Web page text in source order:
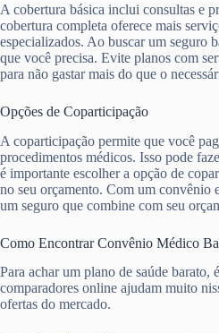
A cobertura básica inclui consultas e
cobertura completa oferece mais
especializados. Ao buscar um seguro
que você precisa. Evite planos com
para não gastar mais do que o
Opções de Coparticipação
A coparticipação permite que você
procedimentos médicos. Isso pode
é importante escolher a opção de
no seu orçamento. Com um convênio
um seguro que combine com seu
Como Encontrar Convênio Médico
Para achar um plano de saúde barato,
comparadores online ajudam muito
ofertas do mercado.